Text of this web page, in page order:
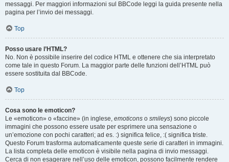
messaggi. Per maggiori informazioni sul BBCode leggi la guida presente nella
pagina per l’invio dei messaggi.
Top
Posso usare l’HTML?
No. Non è possibile inserire del codice HTML e ottenere che sia interpretato
come tale in questo Forum. La maggior parte delle funzioni dell’HTML può
essere sostituita dal BBCode.
Top
Cosa sono le emoticon?
Le «emoticon» o «faccine» (in inglese, emoticons o smileys) sono piccole
immagini che possono essere usate per esprimere una sensazione o
un’emozione con pochi caratteri; ad es. :) significa felice, :( significa triste.
Questo Forum trasforma automaticamente queste serie di caratteri in immagini.
La lista completa delle emoticon è visibile nella pagina di invio messaggi.
Cerca di non esagerare nell’uso delle emoticon, possono facilmente rendere